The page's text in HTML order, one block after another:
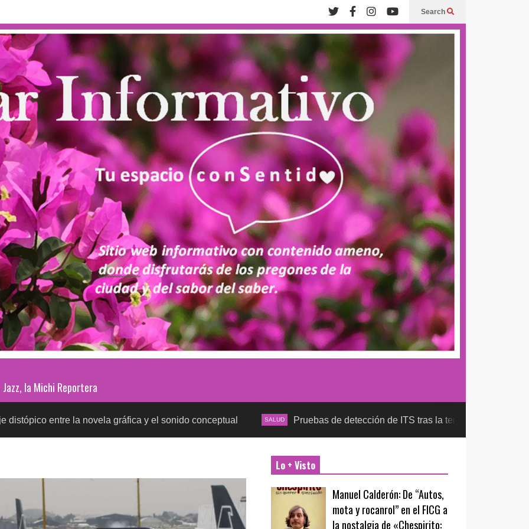
Search
Jazz, la Michi Reportera
la novela gráfica y el sonido conceptual SALUD Pruebas de detección de ITS tras la temporada futbolera,
Lo + Visto
Manuel Calderón: De “Autos,
mota y rocanrol” en el FICG a
la nostalgia de «Chespirito: